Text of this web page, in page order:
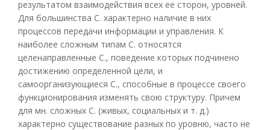
результатом взаимодействия всех ее сторон, уровней.
Для большинства С. характерно наличие в них
процессов передачи информации и управления. К
наиболее сложным типам С. относятся
целенаправленные С., поведение которых подчинено
достижению определенной цели, и
самоорганизующиеся С., способные в процессе своего
функционирования изменять свою структуру. Причем
для мн. сложных С. (живых, социальных и т. д.)
характерно существование разных по уровню, часто не